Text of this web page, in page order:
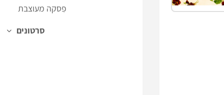
פִסקה מעוצבת
Collapse
סרטונים